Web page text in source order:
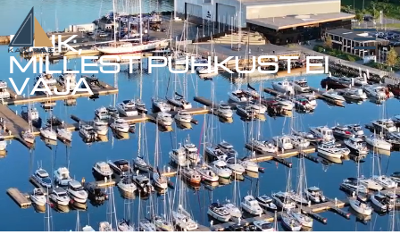
PAIK,
MILLEST PUHKUST EI
VAJA